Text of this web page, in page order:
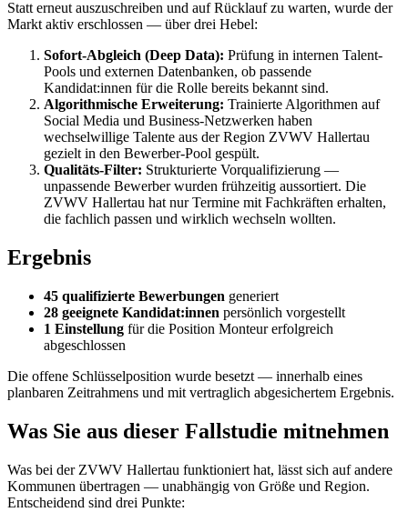
Statt erneut auszuschreiben und auf Rücklauf zu warten, wurde der
Markt aktiv erschlossen — über drei Hebel:
Sofort-Abgleich (Deep Data): Prüfung in internen Talent-
Pools und externen Datenbanken, ob passende
Kandidat:innen für die Rolle bereits bekannt sind.
Algorithmische Erweiterung: Trainierte Algorithmen auf
Social Media und Business-Netzwerken haben
wechselwillige Talente aus der Region ZVWV Hallertau
gezielt in den Bewerber-Pool gespült.
Qualitäts-Filter: Strukturierte Vorqualifizierung —
unpassende Bewerber wurden frühzeitig aussortiert. Die
ZVWV Hallertau hat nur Termine mit Fachkräften erhalten,
die fachlich passen und wirklich wechseln wollten.
Ergebnis
45 qualifizierte Bewerbungen generiert
28 geeignete Kandidat:innen persönlich vorgestellt
1 Einstellung für die Position Monteur erfolgreich
abgeschlossen
Die offene Schlüsselposition wurde besetzt — innerhalb eines
planbaren Zeitrahmens und mit vertraglich abgesichertem Ergebnis.
Was Sie aus dieser Fallstudie mitnehmen
Was bei der ZVWV Hallertau funktioniert hat, lässt sich auf andere
Kommunen übertragen — unabhängig von Größe und Region.
Entscheidend sind drei Punkte: